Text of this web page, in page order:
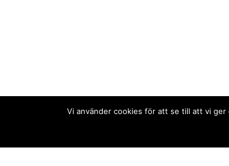
Vi använder cookies för att se till att vi